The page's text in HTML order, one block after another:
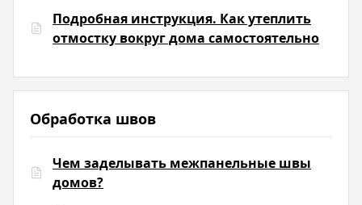
Подробная инструкция. Как утеплить
отмостку вокруг дома самостоятельно
Обработка швов
Чем заделывать межпанельные швы
домов?